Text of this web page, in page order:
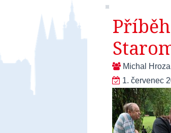
Michal Hroza
1. červenec